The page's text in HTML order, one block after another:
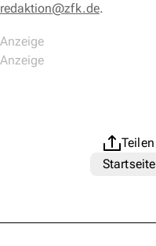
redaktion@zfk.de.
Teilen
Startseite